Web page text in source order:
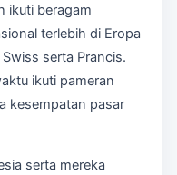
ikuti beragam
terlebih di Eropa
serta Prancis.
ikuti pameran
kesempatan pasar
serta mereka